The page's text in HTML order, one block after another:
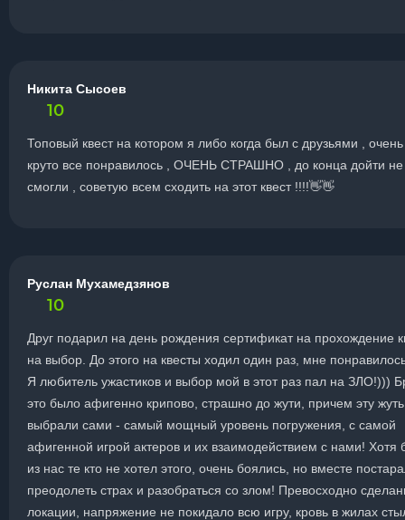
Никита Сысоев
10
Топовый квест на котором я либо когда был с друзьями , очень
круто все понравилось , ОЧЕНЬ СТРАШНО , до конца дойти не
смогли , советую всем сходить на этот квест !!!!👋👋
Руслан Мухамедзянов
10
Друг подарил на день рождения сертификат на прохождение
на выбор. До этого на квесты ходил один раз, мне
Я любитель ужастиков и выбор мой в этот раз пал на ЗЛО!)))
это было афигенно крипово, страшно до жути, причем эту
выбрали сами - самый мощный уровень погружения, с самой
афигенной игрой актеров и их взаимодействием с нами! Хотя
из нас те кто не хотел этого, очень боялись, но вместе
преодолеть страх и разобраться со злом! Превосходно
локации, напряжение не покидало всю игру, кровь в жилах